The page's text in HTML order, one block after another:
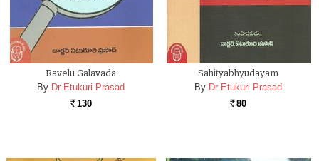
Ravelu Galavada
By Dr Etukuri Prasad
Rs. 130
Sahityabhyudayam
By Dr Etukuri Prasad
Rs. 80